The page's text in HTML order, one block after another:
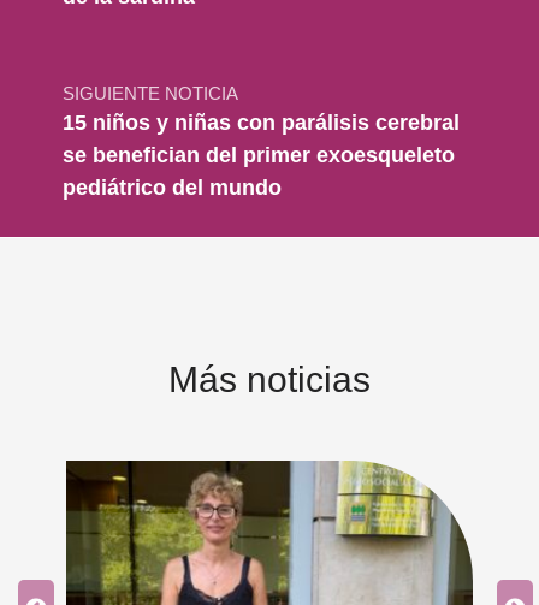
SIGUIENTE NOTICIA
15 niños y niñas con parálisis cerebral
se benefician del primer exoesqueleto
pediátrico del mundo
Más noticias